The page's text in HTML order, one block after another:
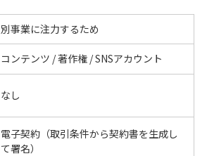
別事業に注力するため
コンテンツ / 著作権 / SNSアカウント
なし
電子契約（取引条件から契約書を生成し
て署名）